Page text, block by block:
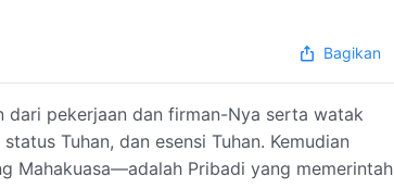
Bagikan
dari pekerjaan dan firman-Nya serta watak
Tuhan, dan esensi Tuhan. Kemudian
Mahakuasa—adalah Pribadi yang memerintah